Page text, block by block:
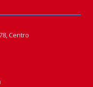
Centro